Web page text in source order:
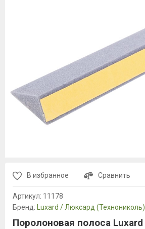
В избранное Сравнить
Артикул: 11178
Бренд:
Luxard / Люксард (Технониколь)
Поролоновая полоса Luxard